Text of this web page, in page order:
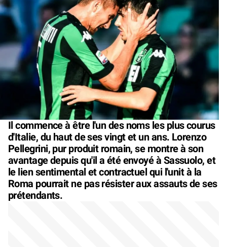
Il commence à être l'un des noms les plus courus
d'Italie, du haut de ses vingt et un ans. Lorenzo
Pellegrini, pur produit romain, se montre à son
avantage depuis qu'il a été envoyé à Sassuolo, et
le lien sentimental et contractuel qui l'unit à la
Roma pourrait ne pas résister aux assauts de ses
prétendants.